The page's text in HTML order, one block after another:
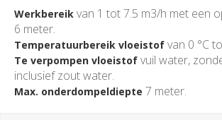
Werkbereik van 1 tot 7.5 m3/h met een
6 meter.
Temperatuurbereik vloeistof van 0 °C
Te verpompen vloeistof vuil water,
inclusief zout water.
Max. onderdompeldiepte 7 meter.